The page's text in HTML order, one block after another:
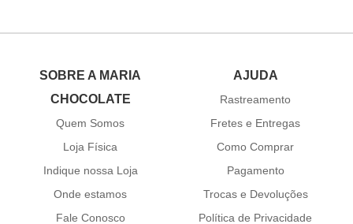
SOBRE A MARIA
CHOCOLATE
Quem Somos
Loja Física
Indique nossa Loja
Onde estamos
Fale Conosco
AJUDA
Rastreamento
Fretes e Entregas
Como Comprar
Pagamento
Trocas e Devoluções
Política de Privacidade